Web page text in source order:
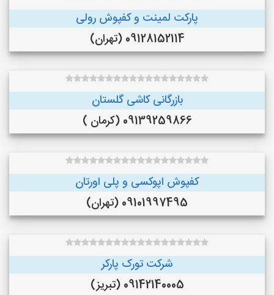
پارکت لمینت و کفپوش رولی
09128152114 (تهران)
بازرگانی کاشی گلستان
09139259866 (کرمان )
کفپوش اپوکسی و پلی اورتان
09101997495 (تهران)
شرکت تورک پارکر
09142140005 (تبریز)